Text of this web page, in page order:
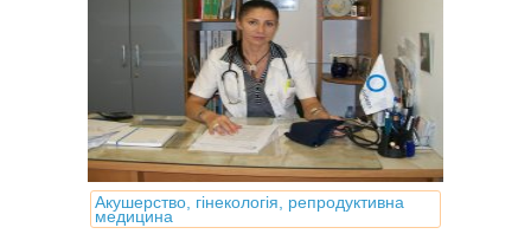
Акушерство, гінекологія, репродуктивна
медицина